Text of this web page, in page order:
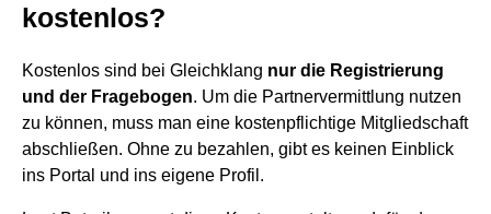
kostenlos?
Kostenlos sind bei Gleichklang nur die Registrierung
und der Fragebogen. Um die Partnervermittlung nutzen
zu können, muss man eine kostenpflichtige Mitgliedschaft
abschließen. Ohne zu bezahlen, gibt es keinen Einblick
ins Portal und ins eigene Profil.